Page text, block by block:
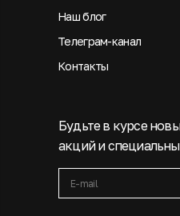
Будьте в курсе
акций и
Наш блог
Телеграм-канал
Контакты